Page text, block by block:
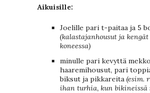
Aikuisille:
Joelille pari t-paitaa ja 5
(kalastajanhousut ja
koneessa)
minulle pari kevyttä
haaremihousut, pari
biksut ja pikkareita (esim.
ihan turhia, kun bikineissä